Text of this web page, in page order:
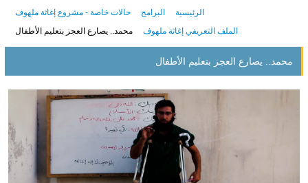
الرئيسية البرامج حالات خاصة - مشروع إغاثة ملهوف
الملف التعريفي إغاثة ملهوف محمد.. يصارع العجز بتعليم الأطفال
محمد.. يصارع العجز بتعليم الأطفال